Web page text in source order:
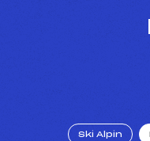
Ski Alpin